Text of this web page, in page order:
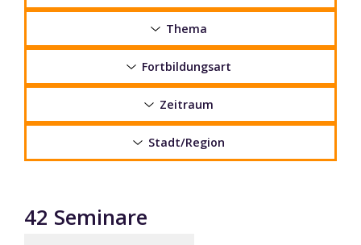
Thema
Fortbildungsart
Zeitraum
Stadt/Region
42 Seminare